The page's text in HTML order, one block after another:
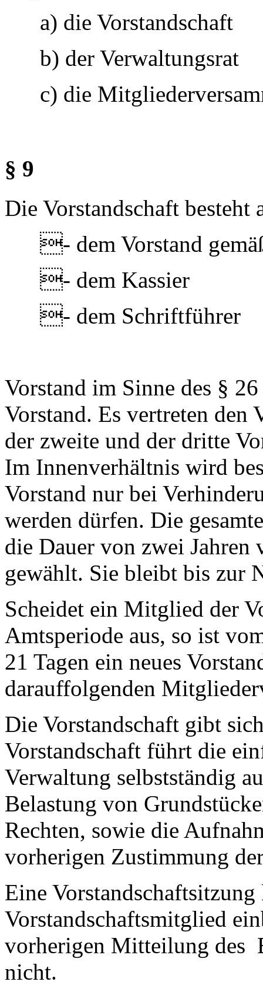
a) die Vorstandschaft
b) der Verwaltungsrat
c) die
§ 9
Die Vorstandschaft besteht
- dem Vorstand
- dem Kassier
- dem Schriftführer
Vorstand im Sinne des §
Vorstand. Es vertreten den
der zweite und der dritte
Im Innenverhältnis wird
Vorstand nur bei
werden dürfen. Die
die Dauer von zwei
gewählt. Sie bleibt bis zur
Scheidet ein Mitglied der
Amtsperiode aus, so ist
21 Tagen ein neues
darauffolgenden
Die Vorstandschaft gibt
Vorstandschaft führt die
Verwaltung selbstständig
Belastung von
Rechten, sowie die
vorherigen Zustimmung
Eine
Vorstandschaftsmitglied
vorherigen Mitteilung des
nicht.